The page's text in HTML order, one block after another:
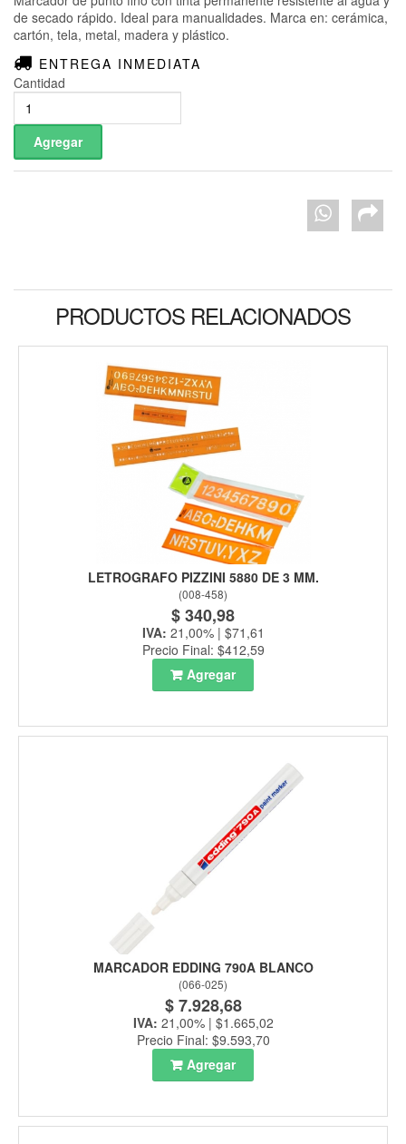
de secado rápido. Ideal para manualidades. Marca en: cerámica,
cartón, tela, metal, madera y plástico.
ENTREGA INMEDIATA
Cantidad
PRODUCTOS RELACIONADOS
LETROGRAFO PIZZINI 5880 DE 3 MM.
(008-458)
$ 340,98
IVA: 21,00% | $71,61
Precio Final: $412,59
Agregar
MARCADOR EDDING 790A BLANCO
(066-025)
$ 7.928,68
IVA: 21,00% | $1.665,02
Precio Final: $9.593,70
Agregar